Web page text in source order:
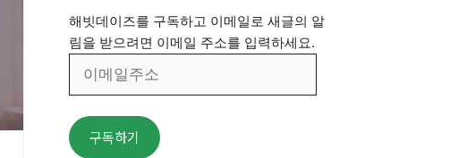
해빗데이즈를 구독하고 이메일로 새글의 알
림을 받으려면 이메일 주소를 입력하세요.
주
소
구독하기